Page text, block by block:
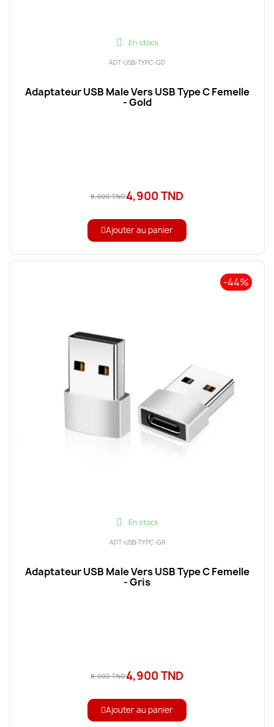
En stock
ADT-USB-TYPC-GD
Adaptateur USB Male Vers USB Type C Femelle
- Gold
8,000 TND4,900 TND
Ajouter au panier
-44%
En stock
ADT-USB-TYPC-GR
Adaptateur USB Male Vers USB Type C Femelle
- Gris
8,000 TND4,900 TND
Ajouter au panier